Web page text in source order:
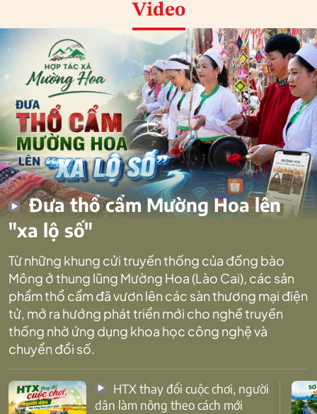
Video
Đưa thổ cẩm Mường Hoa lên
"xa lộ số"
Từ những khung cửi truyền thống của đồng bào
Mông ở thung lũng Mường Hoa (Lào Cai), các sản
phẩm thổ cẩm đã vươn lên các sàn thương mại điện
tử, mở ra hướng phát triển mới cho nghề truyền
thống nhờ ứng dụng khoa học công nghệ và
chuyển đổi số.
dân làm nông theo cách mới